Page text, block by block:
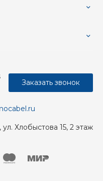
ул. Хлобыстова 15, 2 этаж
Заказать звонок